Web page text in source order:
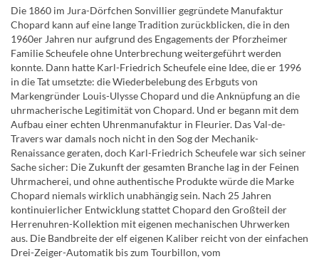
Die 1860 im Jura-Dörfchen Sonvillier gegründete Manufaktur
Chopard kann auf eine lange Tradition zurückblicken, die in den
1960er Jahren nur aufgrund des Engagements der Pforzheimer
Familie Scheufele ohne Unterbrechung weitergeführt werden
konnte. Dann hatte Karl-Friedrich Scheufele eine Idee, die er 1996
in die Tat umsetzte: die Wiederbelebung des Erbguts von
Markengründer Louis-Ulysse Chopard und die Anknüpfung an die
uhrmacherische Legitimität von Chopard. Und er begann mit dem
Aufbau einer echten Uhrenmanufaktur in Fleurier. Das Val-de-
Travers war damals noch nicht in den Sog der Mechanik-
Renaissance geraten, doch Karl-Friedrich Scheufele war sich seiner
Sache sicher: Die Zukunft der gesamten Branche lag in der Feinen
Uhrmacherei, und ohne authentische Produkte würde die Marke
Chopard niemals wirklich unabhängig sein. Nach 25 Jahren
kontinuierlicher Entwicklung stattet Chopard den Großteil der
Herrenuhren-Kollektion mit eigenen mechanischen Uhrwerken
aus. Die Bandbreite der elf eigenen Kaliber reicht von der einfachen
Drei-Zeiger-Automatik bis zum Tourbillon, vom